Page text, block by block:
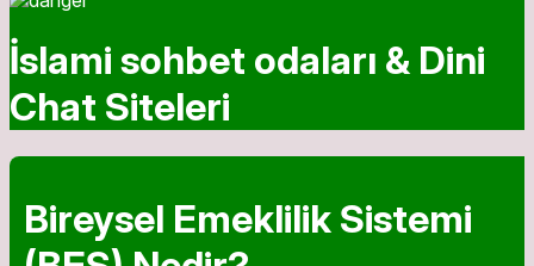
İslami sohbet odaları & Dini
Chat Siteleri
Bireysel Emeklilik Sistemi